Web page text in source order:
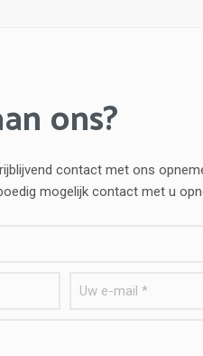
ons?
contact met ons
mogelijk contact met u